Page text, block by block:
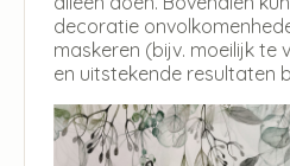
decoratie
maskeren (bijv. moeilijk te
en uitstekende resultaten